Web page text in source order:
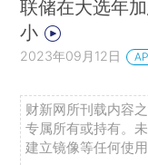
联储在大选年
小
2023年09月12日
财新网所刊载内容
专属所有或持有。
建立镜像等任何使用